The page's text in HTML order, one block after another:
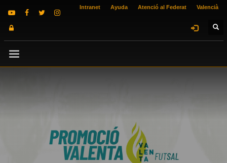
Intranet Ayuda Atenció al Federat Valencià